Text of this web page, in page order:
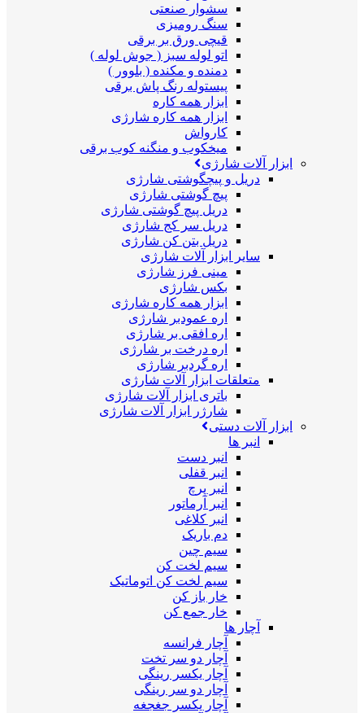
سشوار صنعتی
سنگ رومیزی
قیچی ورق بر برقی
اتو لوله سبز ( جوش لوله )
دمنده و مکنده ( بلوور )
پیستوله رنگ پاش برقی
ابزار همه کاره
ابزار همه کاره شارژی
کارواش
میخکوب و منگنه کوب برقی
ابزار آلات شارژی
دریل و پیچگوشتی شارژی
پیچ گوشتی شارژی
دریل پیچ گوشتی شارژی
دریل سر کج شارژی
دریل بتن کن شارژی
سایر ابزار آلات شارژی
مینی فرز شارژی
بکس شارژی
ابزار همه کاره شارژی
اره عمودبر شارژی
اره افقی بر شارژی
اره درخت بر شارژی
اره گردبر شارژی
متعلقات ابزار آلات شارژی
باتری ابزار آلات شارژی
شارژر ابزار آلات شارژی
ابزار آلات دستی
انبر ها
انبر دست
انبر قفلی
انبر پرچ
انبر آرماتور
انبر کلاغی
دم باریک
سیم چین
سیم لخت کن
سیم لخت کن اتوماتیک
خار باز کن
خار جمع کن
آچار ها
آچار فرانسه
آچار دو سر تخت
آچار یکسر رینگی
آچار دو سر رینگی
آچار یکسر جغجغه